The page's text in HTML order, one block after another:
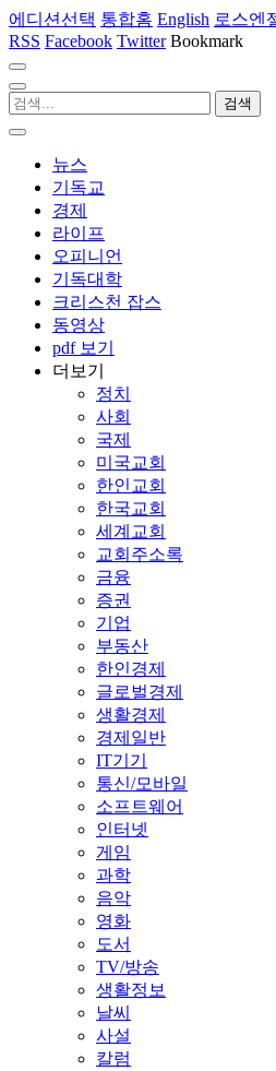
에디션선택 통합홈 English 로스엔
RSS Facebook Twitter Bookmark
뉴스
기독교
경제
라이프
오피니언
기독대학
크리스천 잡스
동영상
pdf 보기
더보기
정치
사회
국제
미국교회
한인교회
한국교회
세계교회
교회주소록
금융
증권
기업
부동산
한인경제
글로벌경제
생활경제
경제일반
IT기기
통신/모바일
소프트웨어
인터넷
게임
과학
음악
영화
도서
TV/방송
생활정보
날씨
사설
칼럼